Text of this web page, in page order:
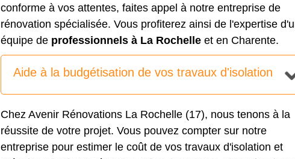
conforme à vos attentes, faites appel à notre entreprise de
rénovation spécialisée. Vous profiterez ainsi de l'expertise
équipe de professionnels à La Rochelle et en Charente.
Aide à la budgétisation de vos travaux d'isolation
Chez Avenir Rénovations La Rochelle (17), nous tenons à la
réussite de votre projet. Vous pouvez compter sur notre
entreprise pour estimer le coût de vos travaux d'isolation et